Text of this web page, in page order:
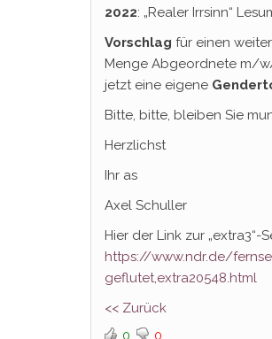
2022: „Realer Irrsinn“
Vorschlag für einen
Menge Abgeordnete m/
jetzt eine eigene
Bitte, bitte, bleiben Sie
Herzlichst
Ihr as
Axel Schuller
Hier der Link zur „extra3“-
https://www.ndr.de/
geflutet,extra20548.html
<< Zurück
0 0